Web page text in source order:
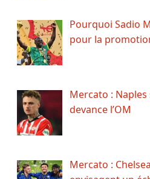
Pourquoi Sadio
pour la
Mercato : Naples
devance l’OM
Mercato :